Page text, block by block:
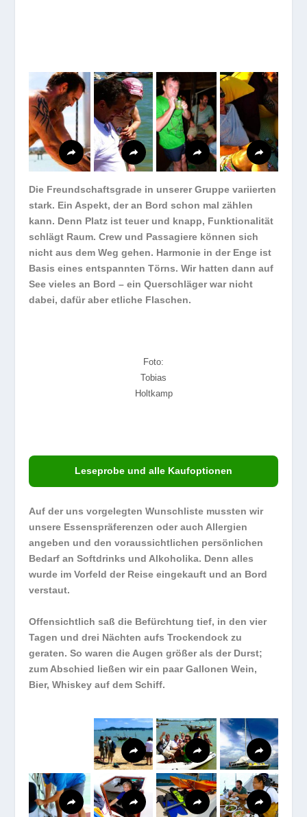
Die Freundschaftsgrade in unserer Gruppe variierten
stark. Ein Aspekt, der an Bord schon mal zählen
kann. Denn Platz ist teuer und knapp, Funktionalität
schlägt Raum. Crew und Passagiere können sich
nicht aus dem Weg gehen. Harmonie in der Enge ist
Basis eines entspannten Törns. Wir hatten dann auf
See vieles an Bord – ein Querschläger war nicht
dabei, dafür aber etliche Flaschen.
Foto:
Tobias
Holtkamp
Leseprobe und alle Kaufoptionen
Auf der uns vorgelegten Wunschliste mussten wir
unsere Essenspräferenzen oder auch Allergien
angeben und den voraussichtlichen persönlichen
Bedarf an Softdrinks und Alkoholika. Denn alles
wurde im Vorfeld der Reise eingekauft und an Bord
verstaut.
Offensichtlich saß die Befürchtung tief, in den vier
Tagen und drei Nächten aufs Trockendock zu
geraten. So waren die Augen größer als der Durst;
zum Abschied ließen wir ein paar Gallonen Wein,
Bier, Whiskey auf dem Schiff.